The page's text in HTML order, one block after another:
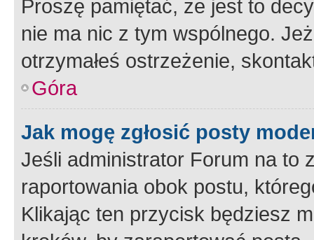
Proszę pamiętać, że jest to
nie ma nic z tym wspólnego.
otrzymałeś ostrzeżenie,
Góra
Jak mogę zgłosić posty
Jeśli administrator Forum na to
raportowania obok postu,
Klikając ten przycisk będziesz